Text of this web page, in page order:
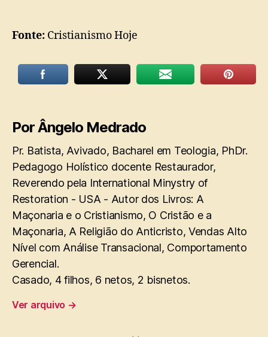
Fonte: Cristianismo Hoje
Por Ângelo Medrado
Pr. Batista, Avivado, Bacharel em Teologia, PhDr.
Pedagogo Holístico docente Restaurador,
Reverendo pela International Minystry of
Restoration - USA - Autor dos Livros: A
Maçonaria e o Cristianismo, O Cristão e a
Maçonaria, A Religião do Anticristo, Vendas Alto
Nível com Análise Transacional, Comportamento
Gerencial.
Casado, 4 filhos, 6 netos, 2 bisnetos.
Ver arquivo →